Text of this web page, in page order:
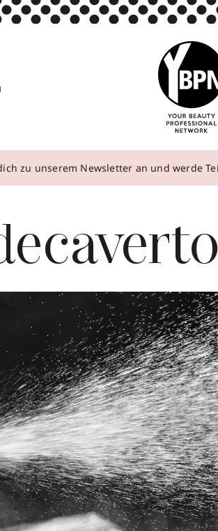
zu unserem Newsletter an und werde